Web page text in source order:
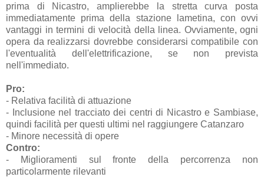
prima di Nicastro, amplierebbe la stretta curva posta
immediatamente prima della stazione lametina, con ovvi
vantaggi in termini di velocità della linea. Ovviamente, ogni
opera da realizzarsi dovrebbe considerarsi compatibile con
l'eventualità dell'elettrificazione, se non prevista
nell'immediato.
Pro:
- Relativa facilità di attuazione
- Inclusione nel tracciato dei centri di Nicastro e Sambiase,
quindi facilità per questi ultimi nel raggiungere Catanzaro
- Minore necessità di opere
Contro:
- Miglioramenti sul fronte della percorrenza non
particolarmente rilevanti